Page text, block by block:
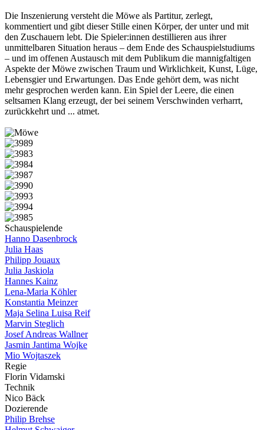
Die Inszenierung versteht die Möwe als Partitur, zerlegt,
kommentiert und gibt dieser Stille einen Körper, der unter und mit
den Zuschauern lebt. Die Spieler:innen destillieren aus ihrer
unmittelbaren Situation heraus – dem Ende des Schauspielstudiums
– und im offenen Austausch mit dem Publikum die mannigfaltigen
Aspekte der Möwe zwischen Traum und Wirklichkeit, Kunst, Lüge,
Lebensgier und Erwartungen. Das Ende gehört dem, was nicht
mehr gesprochen werden kann. Ein Spiel der Leere, die einen
seltsamen Klang erzeugt, der bei seinem Verschwinden verharrt,
zurückkehrt und ... atmet.
Schauspielende
Hanno Dasenbrock
Julia Haas
Philipp Jouaux
Julia Jaskiola
Hannes Kainz
Lena-Maria Köhler
Konstantia Meinzer
Maja Selina Luisa Reif
Marvin Steglich
Josef Andreas Wallner
Jasmin Jantima Wojke
Mio Wojtaszek
Regie
Florin Vidamski
Technik
Nico Bäck
Dozierende
Philip Brehse